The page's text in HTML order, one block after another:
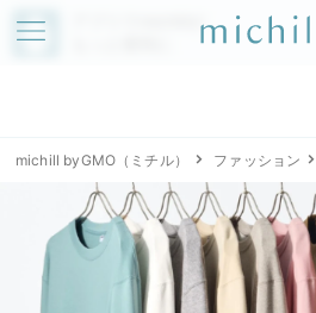
アプリでmichillが
michill byGMO（ミチル） ファッション